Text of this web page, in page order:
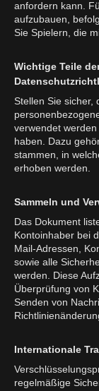
anfordern kann.
aufzubauen,
Sie Spielern, die
Wichtige Teile
Stellen Sie sicher,
verwendet
haben. Dazu
stammen, in
erhoben werden.
Sammeln und
Das Dokument
Kontoinhaber bei
Mail-Adressen,
sowie alle
werden. Diese
Überprüfung von
Senden von
Internationale
regelmäßige